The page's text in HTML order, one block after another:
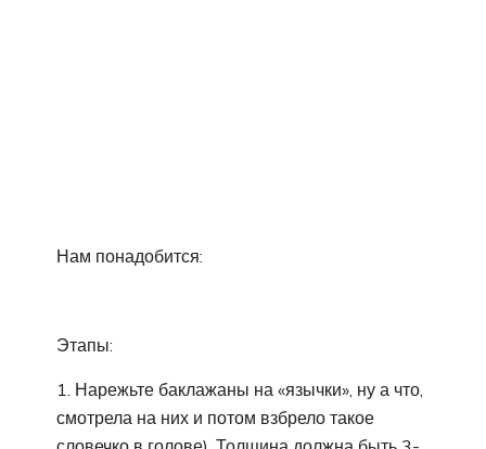
Нам понадобится:
Этапы:
1. Нарежьте баклажаны на «язычки», ну а что,
смотрела на них и потом взбрело такое